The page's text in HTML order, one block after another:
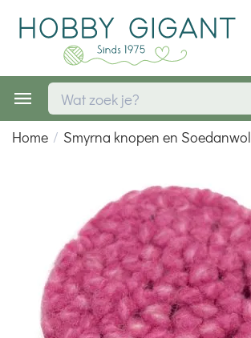
Home / Smyrna knopen en Soedanwol